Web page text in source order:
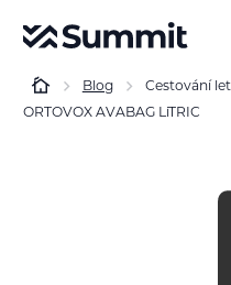
Blog
Cestování
ORTOVOX AVABAG LiTRIC